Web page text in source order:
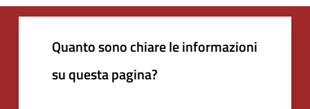
Quanto sono chiare le informazioni
su questa pagina?